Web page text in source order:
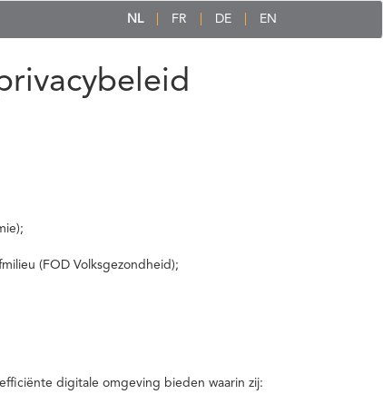
NL FR DE EN
(FOD Volksgezondheid);
digitale omgeving bieden waarin zij: